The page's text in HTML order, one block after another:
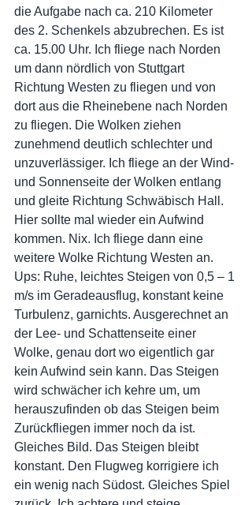
die Aufgabe nach ca. 210 Kilometer
des 2. Schenkels abzubrechen. Es ist
ca. 15.00 Uhr. Ich fliege nach Norden
um dann nördlich von Stuttgart
Richtung Westen zu fliegen und von
dort aus die Rheinebene nach Norden
zu fliegen. Die Wolken ziehen
zunehmend deutlich schlechter und
unzuverlässiger. Ich fliege an der Wind-
und Sonnenseite der Wolken entlang
und gleite Richtung Schwäbisch Hall.
Hier sollte mal wieder ein Aufwind
kommen. Nix. Ich fliege dann eine
weitere Wolke Richtung Westen an.
Ups: Ruhe, leichtes Steigen von 0,5 – 1
m/s im Geradeausflug, konstant keine
Turbulenz, garnichts. Ausgerechnet an
der Lee- und Schattenseite einer
Wolke, genau dort wo eigentlich gar
kein Aufwind sein kann. Das Steigen
wird schwächer ich kehre um, um
herauszufinden ob das Steigen beim
Zurückfliegen immer noch da ist.
Gleiches Bild. Das Steigen bleibt
konstant. Den Flugweg korrigiere ich
ein wenig nach Südost. Gleiches Spiel